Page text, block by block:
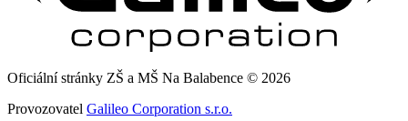
Oficiální stránky ZŠ a MŠ Na Balabence © 2026
Provozovatel Galileo Corporation s.r.o.